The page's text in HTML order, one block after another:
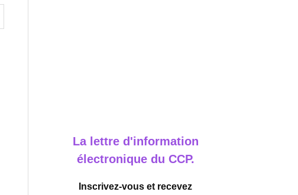
La lettre d'information
électronique du CCP.
Inscrivez-vous et recevez